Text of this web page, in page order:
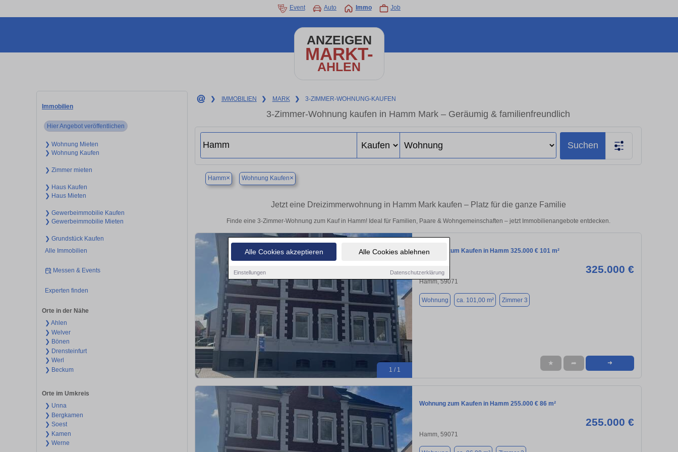
Alle Cookies akzeptieren Alle Cookies ablehnen
Einstellungen Datenschutzerklärung
Event Auto Immo Job
ANZEIGEN
MARKT-
AHLEN
Immobilien
Hier Angebot veröffentlichen
❯ Wohnung Mieten
❯ Wohnung Kaufen
❯ Zimmer mieten
❯ Haus Kaufen
❯ Haus Mieten
❯ Gewerbeimmobilie Kaufen
❯ Gewerbeimmobilie Mieten
❯ Grundstück Kaufen
Alle Immobilien
Messen & Events
Experten finden
Orte in der Nähe
❯ Ahlen
❯ Welver
❯ Bönen
❯ Drensteinfurt
❯ Werl
❯ Beckum
Orte im Umkreis
❯ Unna
❯ Bergkamen
❯ Soest
❯ Kamen
❯ Werne
❯ IMMOBILIEN ❯ MARK ❯ 3-ZIMMER-WOHNUNG-KAUFEN
3-Zimmer-Wohnung kaufen in Hamm Mark – Geräumig & familienfreundlich
Suchen
Hamm× Wohnung Kaufen×
Jetzt eine Dreizimmerwohnung in Hamm Mark kaufen – Platz für die ganze Familie
Finde eine 3-Zimmer-Wohnung zum Kauf in Hamm! Ideal für Familien, Paare & Wohngemeinschaften – jetzt Immobilienangebote entdecken.
1 / 1
Wohnung zum Kaufen in Hamm 325.000 € 101 m²
325.000 €
Hamm, 59071
Wohnung ca. 101,00 m² Zimmer 3
★ ➦ ➜
Wohnung zum Kaufen in Hamm 255.000 € 86 m²
255.000 €
Hamm, 59071